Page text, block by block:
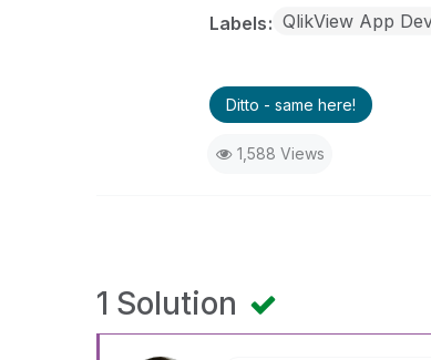
Labels QlikView App
Ditto - same here!
1,588 Views
1 Solution